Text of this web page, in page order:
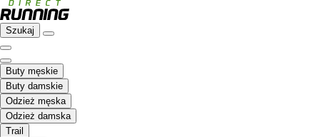
Szukaj
Buty męskie
Buty damskie
Odzież męska
Odzież damska
Trail